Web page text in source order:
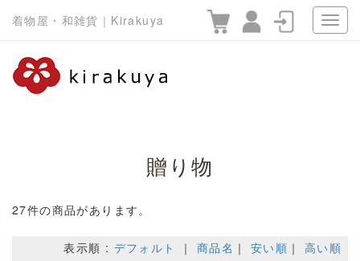
着物屋・和雑貨｜Kirakuya
贈り物
27件の商品があります。
表示順 : デフォルト ｜ 商品名 ｜ 安い順 ｜ 高い順